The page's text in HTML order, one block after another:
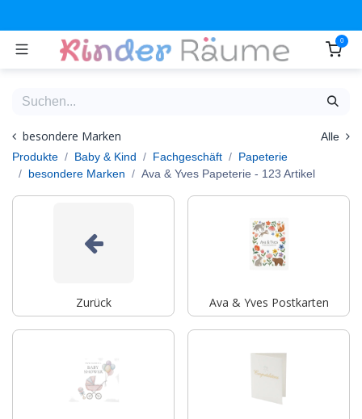
0
besondere Marken
Alle
Produkte
Baby & Kind Fachgeschäft
Papeterie
besondere Marken
Ava & Yves Papeterie - 123 Artikel
Zurück Ava & Yves Postkarten